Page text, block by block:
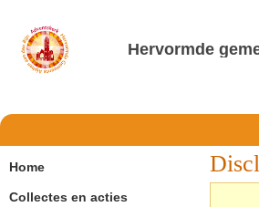
Hervormde
Home
Collectes en acties